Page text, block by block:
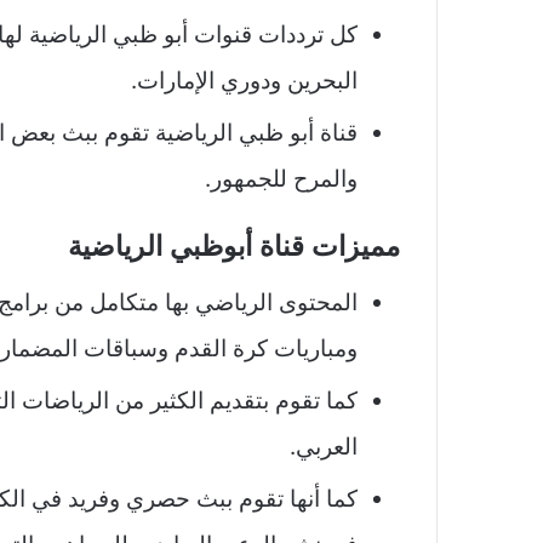
كل ترددات قنوات أبو ظبي الرياضية
البحرين ودوري الإمارات.
قناة أبو ظبي الرياضية تقوم ببث بعض
والمرح للجمهور.
مميزات قناة أبوظبي الرياضية
المحتوى الرياضي بها متكامل من
ومباريات كرة القدم وسباقات
كما تقوم بتقديم الكثير من الرياضات
العربي.
كما أنها تقوم ببث حصري وفريد في